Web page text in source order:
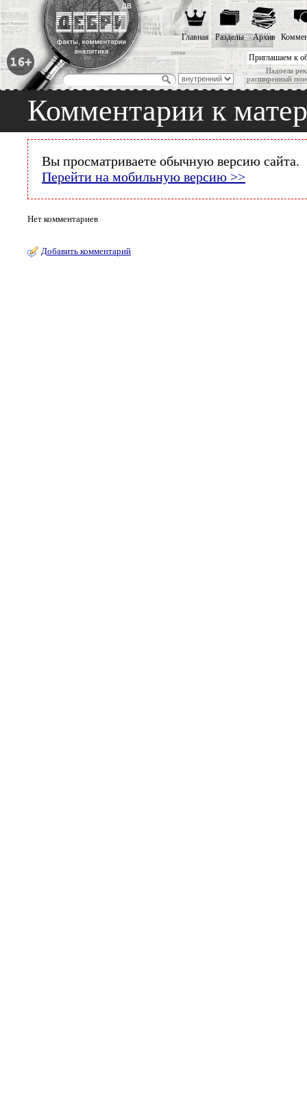
Приглашаем к
Надоела
расширенный
Главная Разделы Архив
Комментарии к
Вы просматриваете обычную версию сайта.
Перейти на мобильную версию >>
Нет комментариев
Добавить комментарий